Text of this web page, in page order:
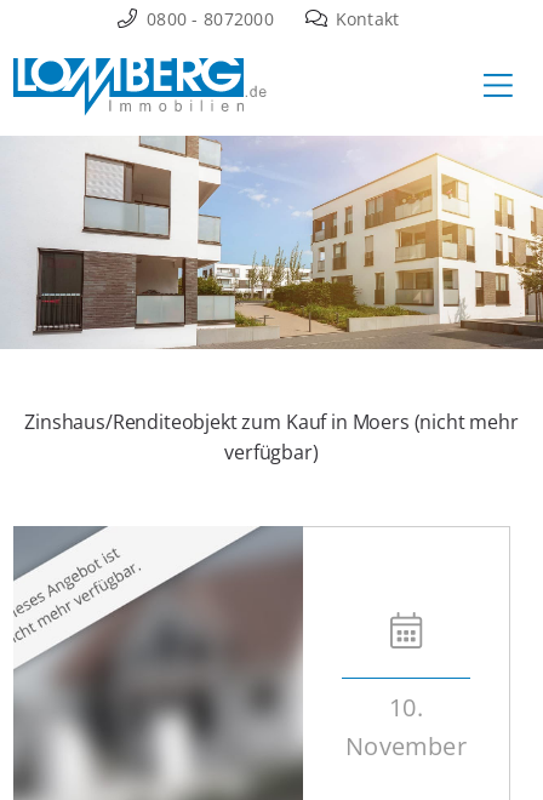
Inhalt
springen
0800 - 8072000 Kontakt
Zinshaus/Renditeobjekt zum Kauf in Moers (nicht mehr
verfügbar)
10.
November